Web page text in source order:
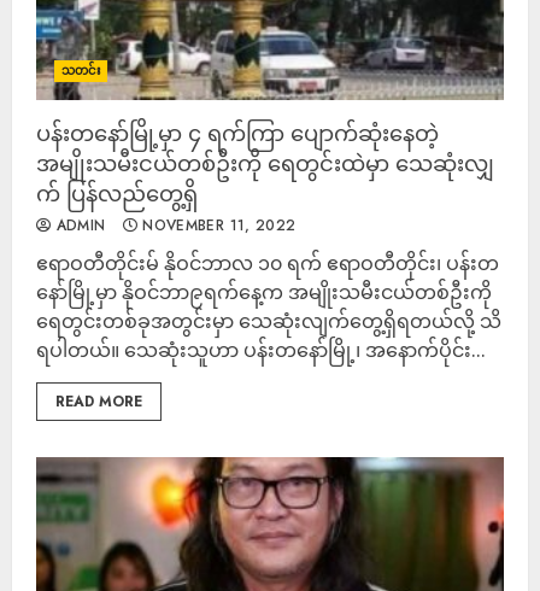
သတင်း
ပန်းတနော်မြို့မှာ ၄ ရက်ကြာ ပျောက်ဆုံးနေတဲ့
အမျိုးသမီးငယ်တစ်ဦးကို ရေတွင်းထဲမှာ သေဆုံးလျှ
က် ပြန်လည်တွေ့ရှိ
ADMIN NOVEMBER 11, 2022
ဧရာဝတီတိုင်းမ် နိုဝင်ဘာလ ၁၀ ရက် ဧရာဝတီတိုင်း၊ ပန်းတ
နော်မြို့မှာ နိုဝင်ဘာ၉ရက်နေ့က အမျိုးသမီးငယ်တစ်ဦးကို
ရေတွင်းတစ်ခုအတွင်းမှာ သေဆုံးလျက်တွေ့ရှိရတယ်လို့ သိ
ရပါတယ်။ သေဆုံးသူဟာ ပန်းတနော်မြို့၊ အနောက်ပိုင်း...
READ MORE